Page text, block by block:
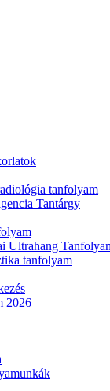
tanfolyam
Tantárgy
Ultrahang
tanfolyam
2026